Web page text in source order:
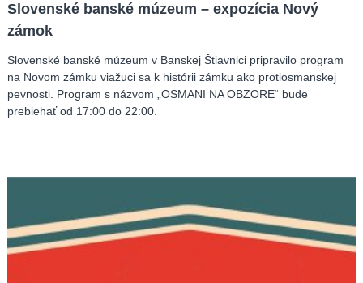
Slovenské banské múzeum – expozícia Nový
zámok
Slovenské banské múzeum v Banskej Štiavnici pripravilo program
na Novom zámku viažuci sa k histórii zámku ako protiosmanskej
pevnosti. Program s názvom „OSMANI NA OBZORE“ bude
prebiehať od 17:00 do 22:00.